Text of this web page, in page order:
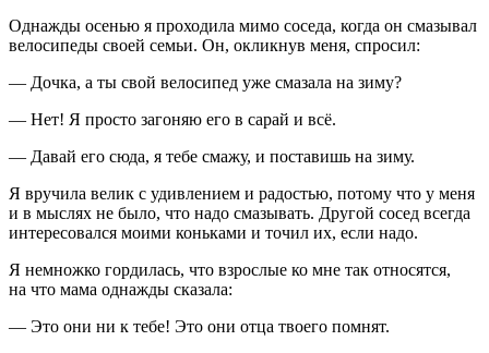
Однажды осенью я проходила мимо соседа, когда он смазывал
велосипеды своей семьи. Он, окликнув меня, спросил:
— Дочка, а ты свой велосипед уже смазала на зиму?
— Нет! Я просто загоняю его в сарай и всё.
— Давай его сюда, я тебе смажу, и поставишь на зиму.
Я вручила велик с удивлением и радостью, потому что у меня
и в мыслях не было, что надо смазывать. Другой сосед всегда
интересовался моими коньками и точил их, если надо.
Я немножко гордилась, что взрослые ко мне так относятся,
на что мама однажды сказала:
— Это они ни к тебе! Это они отца твоего помнят.